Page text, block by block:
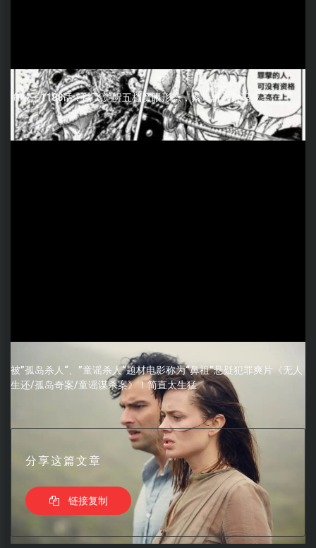
海贼王1188话：路飞觉醒五档魔眼形态，索隆斩杀索玛兹圣
被”孤岛杀人“、”童谣杀人“题材电影称为“鼻祖”悬疑犯罪爽片《无人
生还/孤岛奇案/童谣谋杀案》！简直太生猛
分享这篇文章
链接复制